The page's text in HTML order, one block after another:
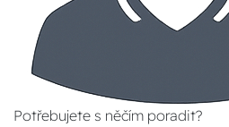
Potřebujete s něčím poradit?